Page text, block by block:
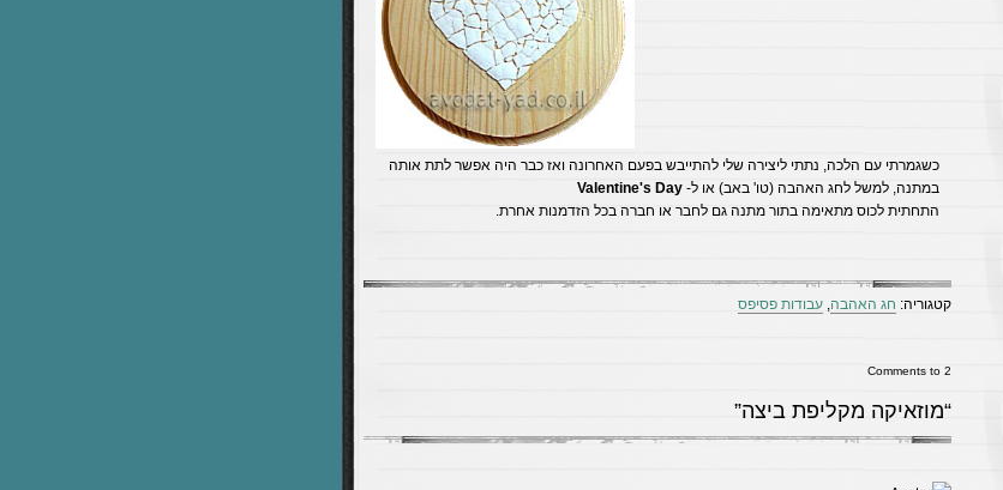
כשגמרתי עם הלכה, נתתי ליצירה שלי להתייבש בפעם האחרונה ואז כבר היה אפשר לתת אותה
במתנה, למשל לחג האהבה (טו' באב) או ל- Valentine's Day
התחתית לכוס מתאימה בתור מתנה גם לחבר או חברה בכל הזדמנות אחרת.
קטגוריה: חג האהבה, עבודות פסיפס
2 Comments to
“מוזאיקה מקליפת ביצה”